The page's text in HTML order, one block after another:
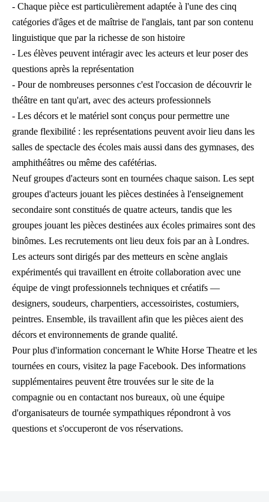
- Chaque pièce est particulièrement adaptée à l'une des cinq
catégories d'âges et de maîtrise de l'anglais, tant par son contenu
linguistique que par la richesse de son histoire
- Les élèves peuvent intéragir avec les acteurs et leur poser des
questions après la représentation
- Pour de nombreuses personnes c'est l'occasion de découvrir le
théâtre en tant qu'art, avec des acteurs professionnels
- Les décors et le matériel sont conçus pour permettre une
grande flexibilité : les représentations peuvent avoir lieu dans les
salles de spectacle des écoles mais aussi dans des gymnases, des
amphithéâtres ou même des cafétérias.
Neuf groupes d'acteurs sont en tournées chaque saison. Les sept
groupes d'acteurs jouant les pièces destinées à l'enseignement
secondaire sont constitués de quatre acteurs, tandis que les
groupes jouant les pièces destinées aux écoles primaires sont des
binômes. Les recrutements ont lieu deux fois par an à Londres.
Les acteurs sont dirigés par des metteurs en scène anglais
expérimentés qui travaillent en étroite collaboration avec une
équipe de vingt professionnels techniques et créatifs —
designers, soudeurs, charpentiers, accessoiristes, costumiers,
peintres. Ensemble, ils travaillent afin que les pièces aient des
décors et environnements de grande qualité.
Pour plus d'information concernant le White Horse Theatre et les
tournées en cours, visitez la page Facebook. Des informations
supplémentaires peuvent être trouvées sur le site de la
compagnie ou en contactant nos bureaux, où une équipe
d'organisateurs de tournée sympathiques répondront à vos
questions et s'occuperont de vos réservations.